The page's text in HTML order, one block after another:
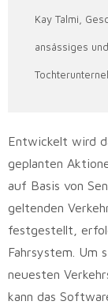
Kay Talmi,
ansässiges
Entwickelt wird
geplanten
auf Basis von
geltenden
festgestellt,
Fahrsystem. Um
neuesten
kann das